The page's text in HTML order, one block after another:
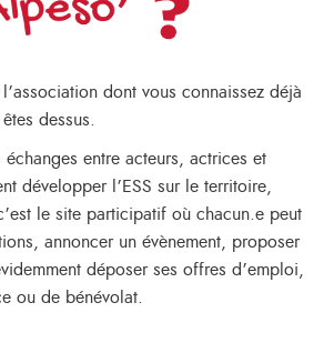
dont vous connaissez déjà
dessus.
entre acteurs, actrices et
développer l’ESS sur le territoire,
le site participatif où chacun.e peut
annoncer un évènement, proposer
déposer ses offres d’emploi,
ou de bénévolat.